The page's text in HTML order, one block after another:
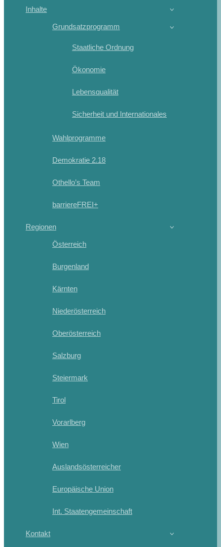
Inhalte
Grundsatzprogramm
Staatliche Ordnung
Ökonomie
Lebensqualität
Sicherheit und Internationales
Wahlprogramme
Demokratie 2.18
Othello’s Team
barriereFREI+
Regionen
Österreich
Burgenland
Kärnten
Niederösterreich
Oberösterreich
Salzburg
Steiermark
Tirol
Vorarlberg
Wien
Auslandsösterreicher
Europäische Union
Int. Staatengemeinschaft
Kontakt